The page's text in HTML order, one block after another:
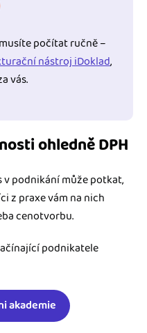
počítat ručně –
nástroj iDoklad,
vás.
ohledně DPH
v podnikání může potkat,
z praxe vám na nich
cenotvorbu.
podnikatele
akademie